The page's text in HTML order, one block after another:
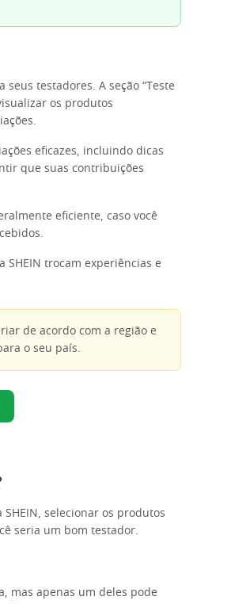
testadores. A seção “Teste
os produtos
eficazes, incluindo dicas
que suas contribuições
eficiente, caso você
trocam experiências e
de acordo com a região e
o seu país.
SHEIN, selecionar os produtos
seria um bom testador.
mas apenas um deles pode